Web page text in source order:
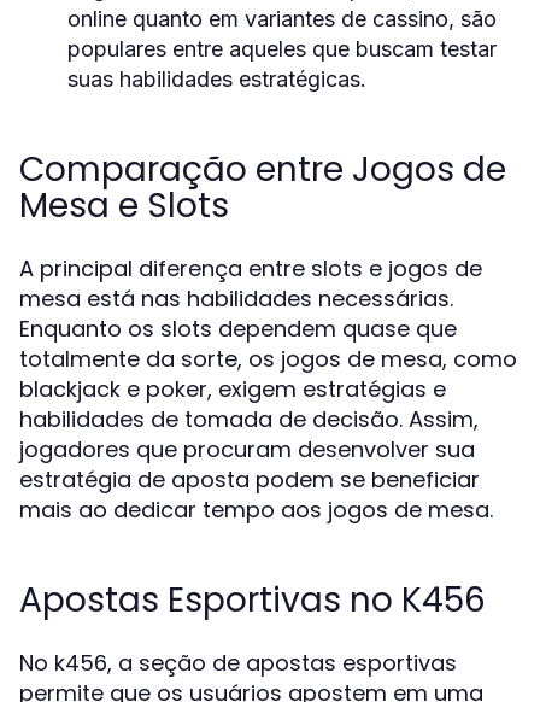
online quanto em variantes de cassino, são
populares entre aqueles que buscam testar
suas habilidades estratégicas.
Comparação entre Jogos de
Mesa e Slots
A principal diferença entre slots e jogos de
mesa está nas habilidades necessárias.
Enquanto os slots dependem quase que
totalmente da sorte, os jogos de mesa, como
blackjack e poker, exigem estratégias e
habilidades de tomada de decisão. Assim,
jogadores que procuram desenvolver sua
estratégia de aposta podem se beneficiar
mais ao dedicar tempo aos jogos de mesa.
Apostas Esportivas no K456
No k456, a seção de apostas esportivas
permite que os usuários apostem em uma